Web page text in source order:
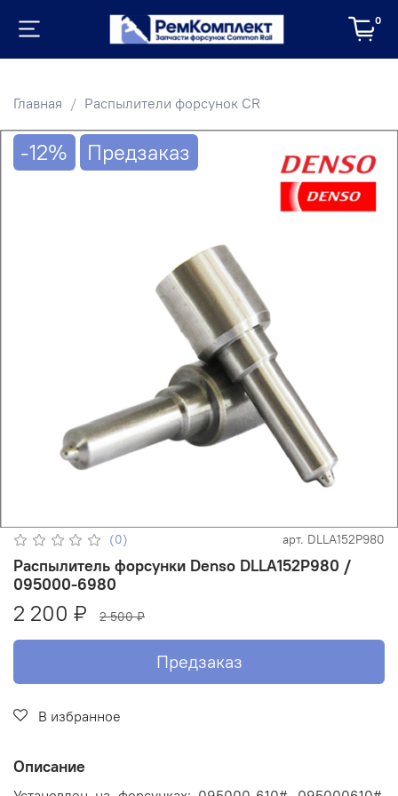
0
Главная Распылители форсунок CR
-12% Предзаказ
(0) арт. DLLA152P980
Распылитель форсунки Denso DLLA152P980 /
095000-6980
2 200 ₽ 2 500 ₽
Предзаказ
В избранное
Описание